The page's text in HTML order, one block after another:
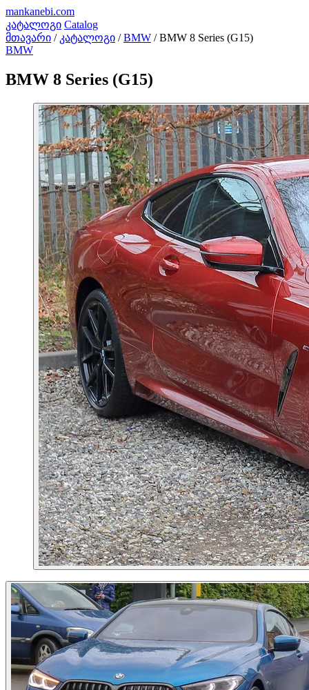
mankanebi.com
კატალოგი Catalog
მთავარი / კატალოგი / BMW / BMW 8 Series (G15)
BMW
BMW 8 Series (G15)